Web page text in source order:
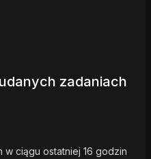
zadaniach
ciągu ostatniej 16 godzin